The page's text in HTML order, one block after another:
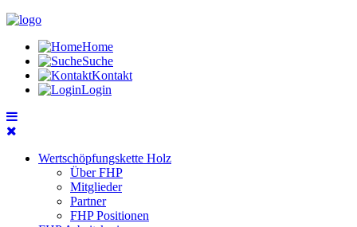
Home
Suche
Kontakt
Login
Wertschöpfungskette Holz
Über FHP
Mitglieder
Partner
FHP Positionen